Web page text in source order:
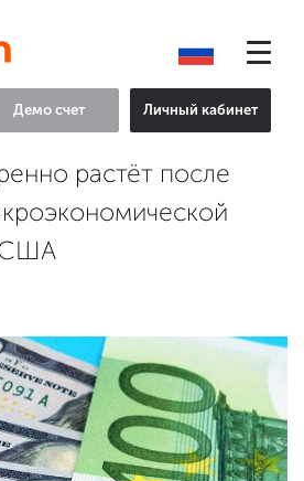
Демо счет Личный кабинет
растёт после
США